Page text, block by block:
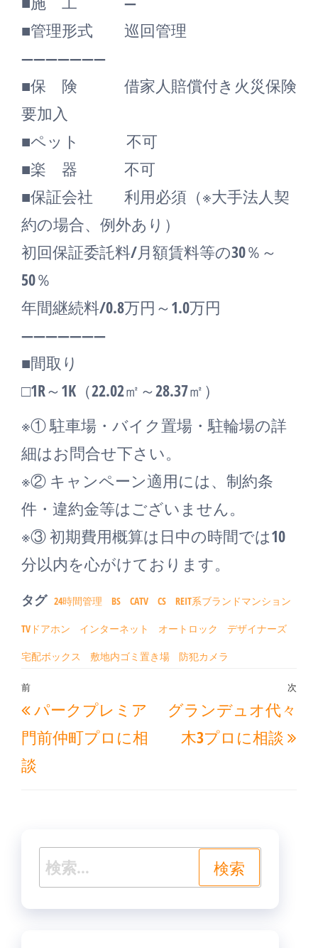
■管理形式 巡回管理
―――――――
■保 険 借家人賠償付き火災保険
要加入
■ペット 不可
■楽 器 不可
■保証会社 利用必須（※大手法人契
約の場合、例外あり）
初回保証委託料/月額賃料等の30％～
50％
年間継続料/0.8万円～1.0万円
―――――――
■間取り
□1R～1K（22.02㎡～28.37㎡）
※① 駐車場・バイク置場・駐輪場の詳
細はお問合せ下さい。
※② キャンペーン適用には、制約条
件・違約金等はございません。
※③ 初期費用概算は日中の時間では10
分以内を心がけております。
タグ 24時間管理 BS CATV CS REIT系ブランドマンション
TVドアホン インターネット オートロック デザイナーズ
宅配ボックス 敷地内ゴミ置き場 防犯カメラ
投
稿
ナ
ビ
ョ
過
去
の
投
前
パークプレミア
門前仲町プロに相
談
次
次
グランデュオ代々
木3プロに相談
検
索: